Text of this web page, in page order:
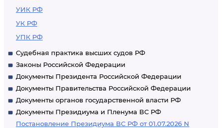
УИК РФ
УК РФ
УПК РФ
Судебная практика высших судов РФ
Законы Российской Федерации
Документы Президента Российской Федерации
Документы Правительства Российской Федерации
Документы органов государственной власти РФ
Документы Президиума и Пленума ВС РФ
Постановление Президиума ВС РФ от 01.07.2026 N